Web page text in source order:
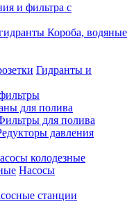
и фильтра с
Короба, водяные
Гидранты и
для полива
для полива
давления
колодезные
Насосы
станции